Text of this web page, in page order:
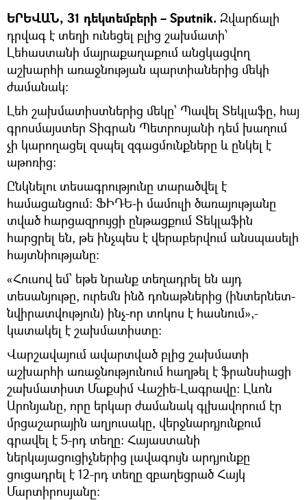
ԵՐԵՎԱՆ, 31 դեկտեմբերի – Sputnik. Զվարճալի
դրվագ է տեղի ունեցել բլից շախմատի՝
Լեհաստանի մայրաքաղաքում անցկացվող
աշխարհի առաջնության պարտիաներից մեկի
ժամանակ։
Լեհ շախմատիստներից մեկը՝ Պավել Տեկլաֆը, հայ
գրոսմայստեր Տիգրան Պետրոսյանի դեմ խաղում
չի կարողացել զսպել զգացմունքները և ընկել է
աթոռից։
Ընկնելու տեսագրությունը տարածվել է
համացանցում։ ՖԻԴԵ-ի մամուլի ծառայությանը
տված հարցազրույցի ընթացքում Տեկլաֆին
հարցրել են, թե ինչպես է վերաբերվում անսպասելի
հայտնիությանը։
«Հուսով եմ՝ եթե նրանք տեղադրել են այդ
տեսանյութը, ուրեմն ինձ դոնաթներից (ինտերնետ-
նվիրատվություն) ինչ-որ տոկոս է հասնում»,-
կատակել է շախմատիստը։
Վարշավայում ավարտված բլից շախմատի
աշխարհի առաջնությունում հաղթել է ֆրանսիացի
շախմատիստ Մաքսիմ Վաշիե-Լագրավը։ Լևոն
Արոնյանը, որը երկար ժամանակ գլխավորում էր
մրցաշարային աղյուսակը, վերջնարդյունքում
գրավել է 5-րդ տեղը: Հայաստանի
ներկայացուցիչներից լավագույն արդյունքը
ցուցադրել է 12-րդ տեղը զբաղեցրած Հայկ
Մարտիրոսյանը։